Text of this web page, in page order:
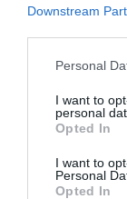
Downstream
Personal
I want to
personal
Opted In
I want to
Personal
Opted In
Servera